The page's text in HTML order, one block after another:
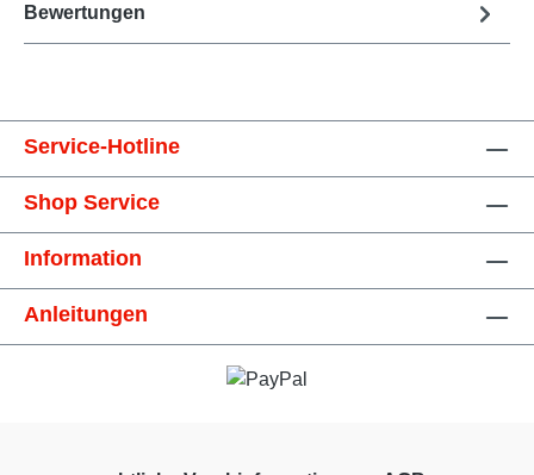
Bewertungen
Service-Hotline
Shop Service
Information
Anleitungen